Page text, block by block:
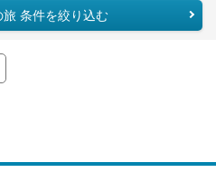
条件を絞り込む